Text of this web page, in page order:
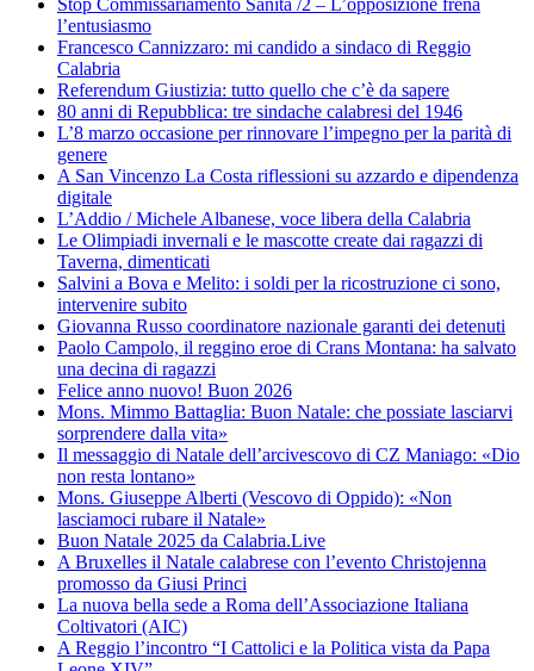
l’entusiasmo
Francesco Cannizzaro: mi candido a sindaco di Reggio
Calabria
Referendum Giustizia: tutto quello che c’è da sapere
80 anni di Repubblica: tre sindache calabresi del 1946
L’8 marzo occasione per rinnovare l’impegno per la parità di
genere
A San Vincenzo La Costa riflessioni su azzardo e dipendenza
digitale
L’Addio / Michele Albanese, voce libera della Calabria
Le Olimpiadi invernali e le mascotte create dai ragazzi di
Taverna, dimenticati
Salvini a Bova e Melito: i soldi per la ricostruzione ci sono,
intervenire subito
Giovanna Russo coordinatore nazionale garanti dei detenuti
Paolo Campolo, il reggino eroe di Crans Montana: ha salvato
una decina di ragazzi
Felice anno nuovo! Buon 2026
Mons. Mimmo Battaglia: Buon Natale: che possiate lasciarvi
sorprendere dalla vita»
Il messaggio di Natale dell’arcivescovo di CZ Maniago: «Dio
non resta lontano»
Mons. Giuseppe Alberti (Vescovo di Oppido): «Non
lasciamoci rubare il Natale»
Buon Natale 2025 da Calabria.Live
A Bruxelles il Natale calabrese con l’evento Christojenna
promosso da Giusi Princi
La nuova bella sede a Roma dell’Associazione Italiana
Coltivatori (AIC)
A Reggio l’incontro “I Cattolici e la Politica vista da Papa